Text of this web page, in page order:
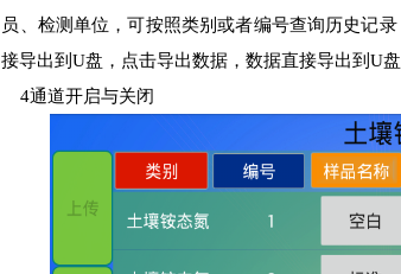
员、检测单位，可按照类别或者编号查询历史记
接导出到U盘，点击导出数据，数据直接导出到U盘
4通道开启与关闭